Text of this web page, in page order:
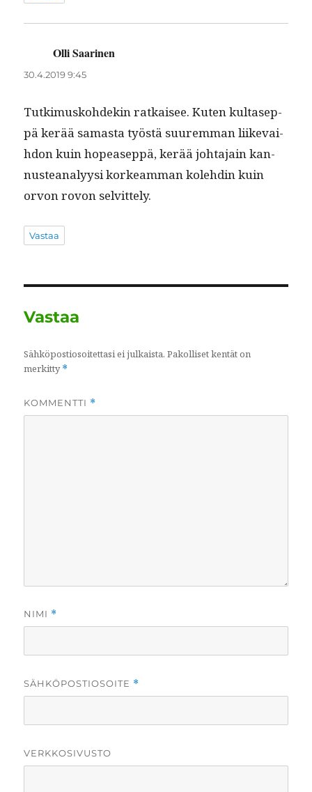
Olli Saarinen
30.4.2019 9:45
Tutkimusko­hdekin ratkaisee. Kuten kul­tasep­
pä kerää samas­ta työstä suurem­man liike­vai­
h­don kuin hopeasep­pä, kerää johta­jain kan­
nuste­ana­lyysi korkeam­man kole­hdin kuin
orvon rovon selvittely.
Vastaa
Vastaa
Sähköpostiosoitettasi ei julkaista. Pakolliset kentät on
merkitty*
KOMMENTTI *
NIMI *
SÄHKÖPOSTIOSOITE *
VERKKOSIVUSTO